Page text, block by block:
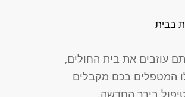
בבית
עוזבים את בית החולים,
המטפלים בכם מקבלים
בירך החדשה.